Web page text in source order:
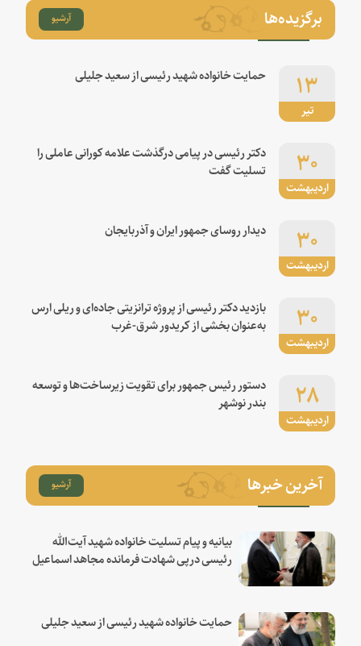
برگزیده‌ها آرشیو
تیر
۱۳ حمایت خانواده شهید رئیسی از سعید جلیلی
اردیبهشت
۳۰
دکتر رئیسی در پیامی درگذشت علامه کورانی عاملی را
تسلیت گفت
اردیبهشت
۳۰ دیدار روسای جمهور ایران و آذربایجان
اردیبهشت
۳۰
بازدید دکتر رئیسی از پروژه ترانزیتی جاده‌ای و ریلی ارس
به‌عنوان بخشی از کریدور شرق-غرب
اردیبهشت
۲۸
دستور رئیس جمهور برای تقویت زیرساخت‌ها و توسعه
بندر نوشهر
آخرین خبرها آرشیو
بیانیه و پیام تسلیت خانواده شهید آیت‌الله
رئیسی درپی شهادت فرمانده مجاهد اسماعیل
حمایت خانواده شهید رئیسی از سعید جلیلی